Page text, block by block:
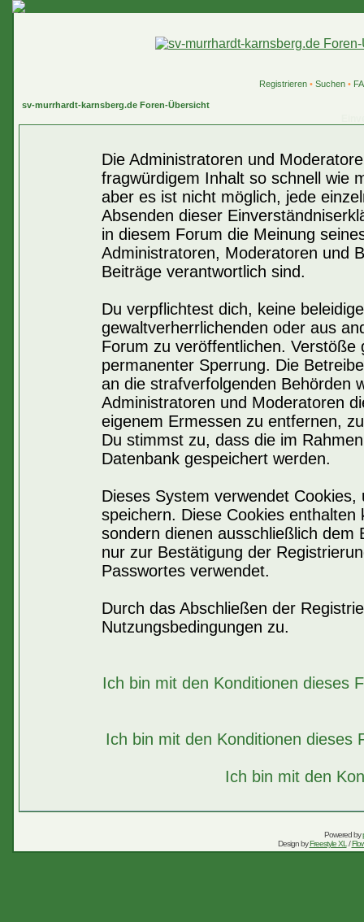
Registrieren• Suchen•
sv-murrhardt-karnsberg.de Foren-Übersicht
Die Administratoren und
fragwürdigem Inhalt so schnell wie
aber es ist nicht möglich, jede
Absenden dieser
in diesem Forum die Meinung
Administratoren, Moderatoren und
Beiträge verantwortlich sind.
Du verpflichtest dich, keine
gewaltverherrlichenden oder aus
Forum zu veröffentlichen.
permanenter Sperrung. Die
an die strafverfolgenden Behörden
Administratoren und Moderatoren
eigenem Ermessen zu entfernen,
Du stimmst zu, dass die im
Datenbank gespeichert werden.
Dieses System verwendet
speichern. Diese Cookies
sondern dienen ausschließlich dem
nur zur Bestätigung der
Passwortes verwendet.
Durch das Abschließen der
Nutzungsbedingungen zu.
Ich bin mit den Konditionen dieses
Ich bin mit den Konditionen dieses
Ich bin mit den
Powered by
Design byFreestyle XL /